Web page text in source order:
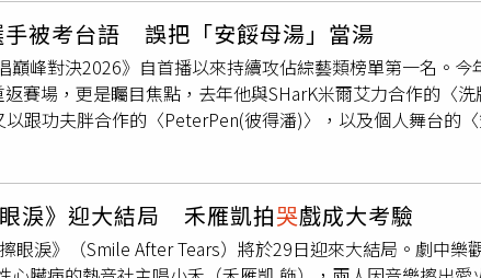
多都是一次完成，「導演不讓我們看回放，我們也很信任導演
多年來的挫折，一開始自信心明顯不足，但導演郭承衢給他
的過客》8月7日上映。郭子豪面對工作壓力或情緒低潮，
馨畫面已足以令人感動不已。加拿大一對準爸媽產檢時，意
， liaolive_）
，至於老婆未來若改嫁，他則笑說：「比我帥很容易，比我
，沈玉琳透露仍固定回診追蹤，每周都會和主治醫師見面，
要睡足8個小時，睡眠狀況要好，要有深層睡眠，我只要睡
已經開機了，大概每周一次」，還笑曝有時候小孩回來，跟
來啦！」相當搞笑。
手被考台語 誤把「安餒母湯」當湯
巔峰對決2026》自首播以來持續攻佔綜藝類榜單第一名。
賽場，更是矚目焦點，去年他與SHarK米爾艾力合作的〈
跟功夫胖合作的〈PeterPen(彼得潘)〉，以及個人舞台的
歌從爺爺給奶奶寫日記的視角出發，用真摯細膩的敘事歌詞
受專訪，玩起「台味關鍵詞挑戰」小遊戲，影片中他必須抽
時候，立刻聯想到自己曾在熱狗MC HotDog的歌曲中看過這
面得知是「這樣不行」的意思，立刻俏皮地學以致用，說：
反應笑翻全場，還一舉猜中「冠軍」跟「會計」的閩南語怎
眼淚》迎大結局 禾雁凱拍哭戲成大考驗
眼淚》（Smile After Tears）將於29日迎來大結局。劇中樂